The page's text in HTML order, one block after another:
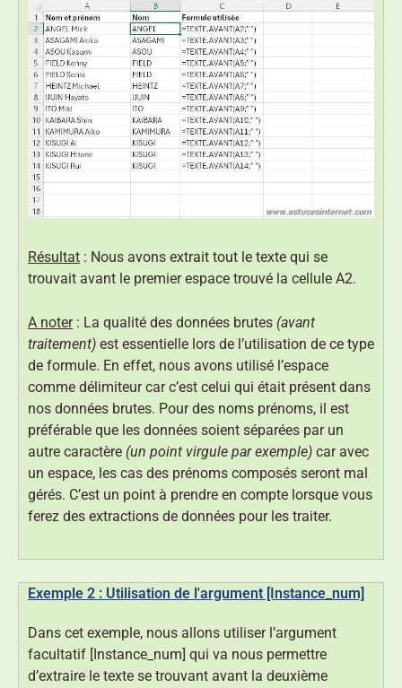
Résultat : Nous avons extrait tout le texte qui se
trouvait avant le premier espace trouvé la cellule A2.
A noter: La qualité des données brutes (avant
traitement) est essentielle lors de l’utilisation de ce type
de formule. En effet, nous avons utilisé l’espace
comme délimiteur car c’est celui qui était présent dans
nos données brutes. Pour des noms prénoms, il est
préférable que les données soient séparées par un
autre caractère (un point virgule par exemple) car avec
un espace, les cas des prénoms composés seront mal
gérés. C’est un point à prendre en compte lorsque vous
ferez des extractions de données pour les traiter.
Exemple 2 : Utilisation de l'argument [Instance_num]
Dans cet exemple, nous allons utiliser l’argument
facultatif [Instance_num] qui va nous permettre
d’extraire le texte se trouvant avant la deuxième